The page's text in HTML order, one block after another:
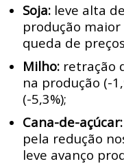
Soja: leve alta
produção maior
queda de
Milho: retração
na produção (-
(-5,3%);
Cana-de-açúcar:
pela redução
leve avanço